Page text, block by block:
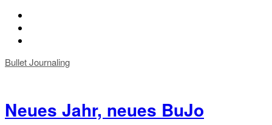
Bullet Journaling
Neues Jahr, neues BuJo